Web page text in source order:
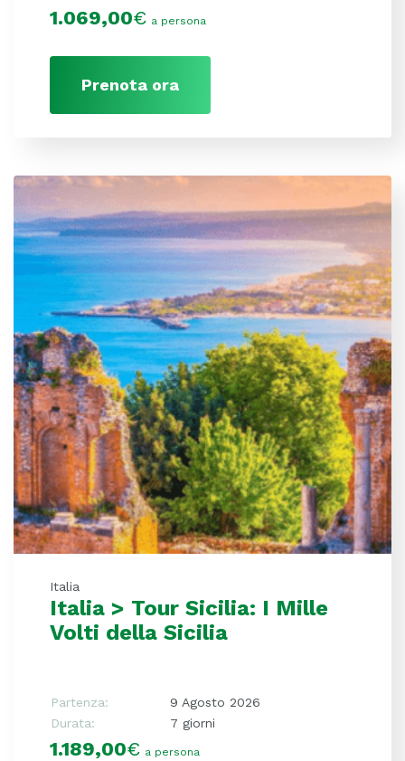
1.069,00€ a persona
Prenota ora
Italia
Italia > Tour Sicilia: I Mille
Volti della Sicilia
Partenza:
9 Agosto 2026
Durata:
7 giorni
1.189,00€ a persona